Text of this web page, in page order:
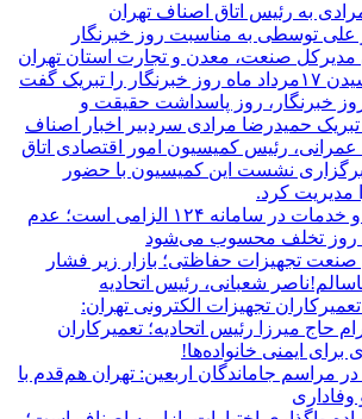
به رئیس اتاق اصناف تهران
علی توسطی به مناسبت روز خبرنگار
مدیرکل صنعت، معدن و تجارت استان تهران
تبریک گفت
خبرنگار، روز پاسداشت حقیقت و
حمیدرضا مرادی سردبیر اخبار اصناف
رئیس کمیسیون امور اقتصادی اتاق
برگزاری نشست این کمیسیون با حضور
مدیریت کرد.
ثبت قیمت کالا و خدمات در سامانه ۱۲۴ الزامی است؛ عدم
تجهیزات حفاظتی؛ بازار زیر فشار
شعبانی، رئیس اتحادیه
تجهیزات الکترونی تهران:
حاج میرزا رئیس اتحادیه؛ تعمیرکاران
برای ایمنی خانواده‌ها!
در مراسم جاماندگان اربعین: تهران هم‌قدم با